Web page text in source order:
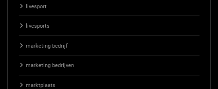
livesport
livesports
marketing bedrijf
marketing bedrijven
marktplaats